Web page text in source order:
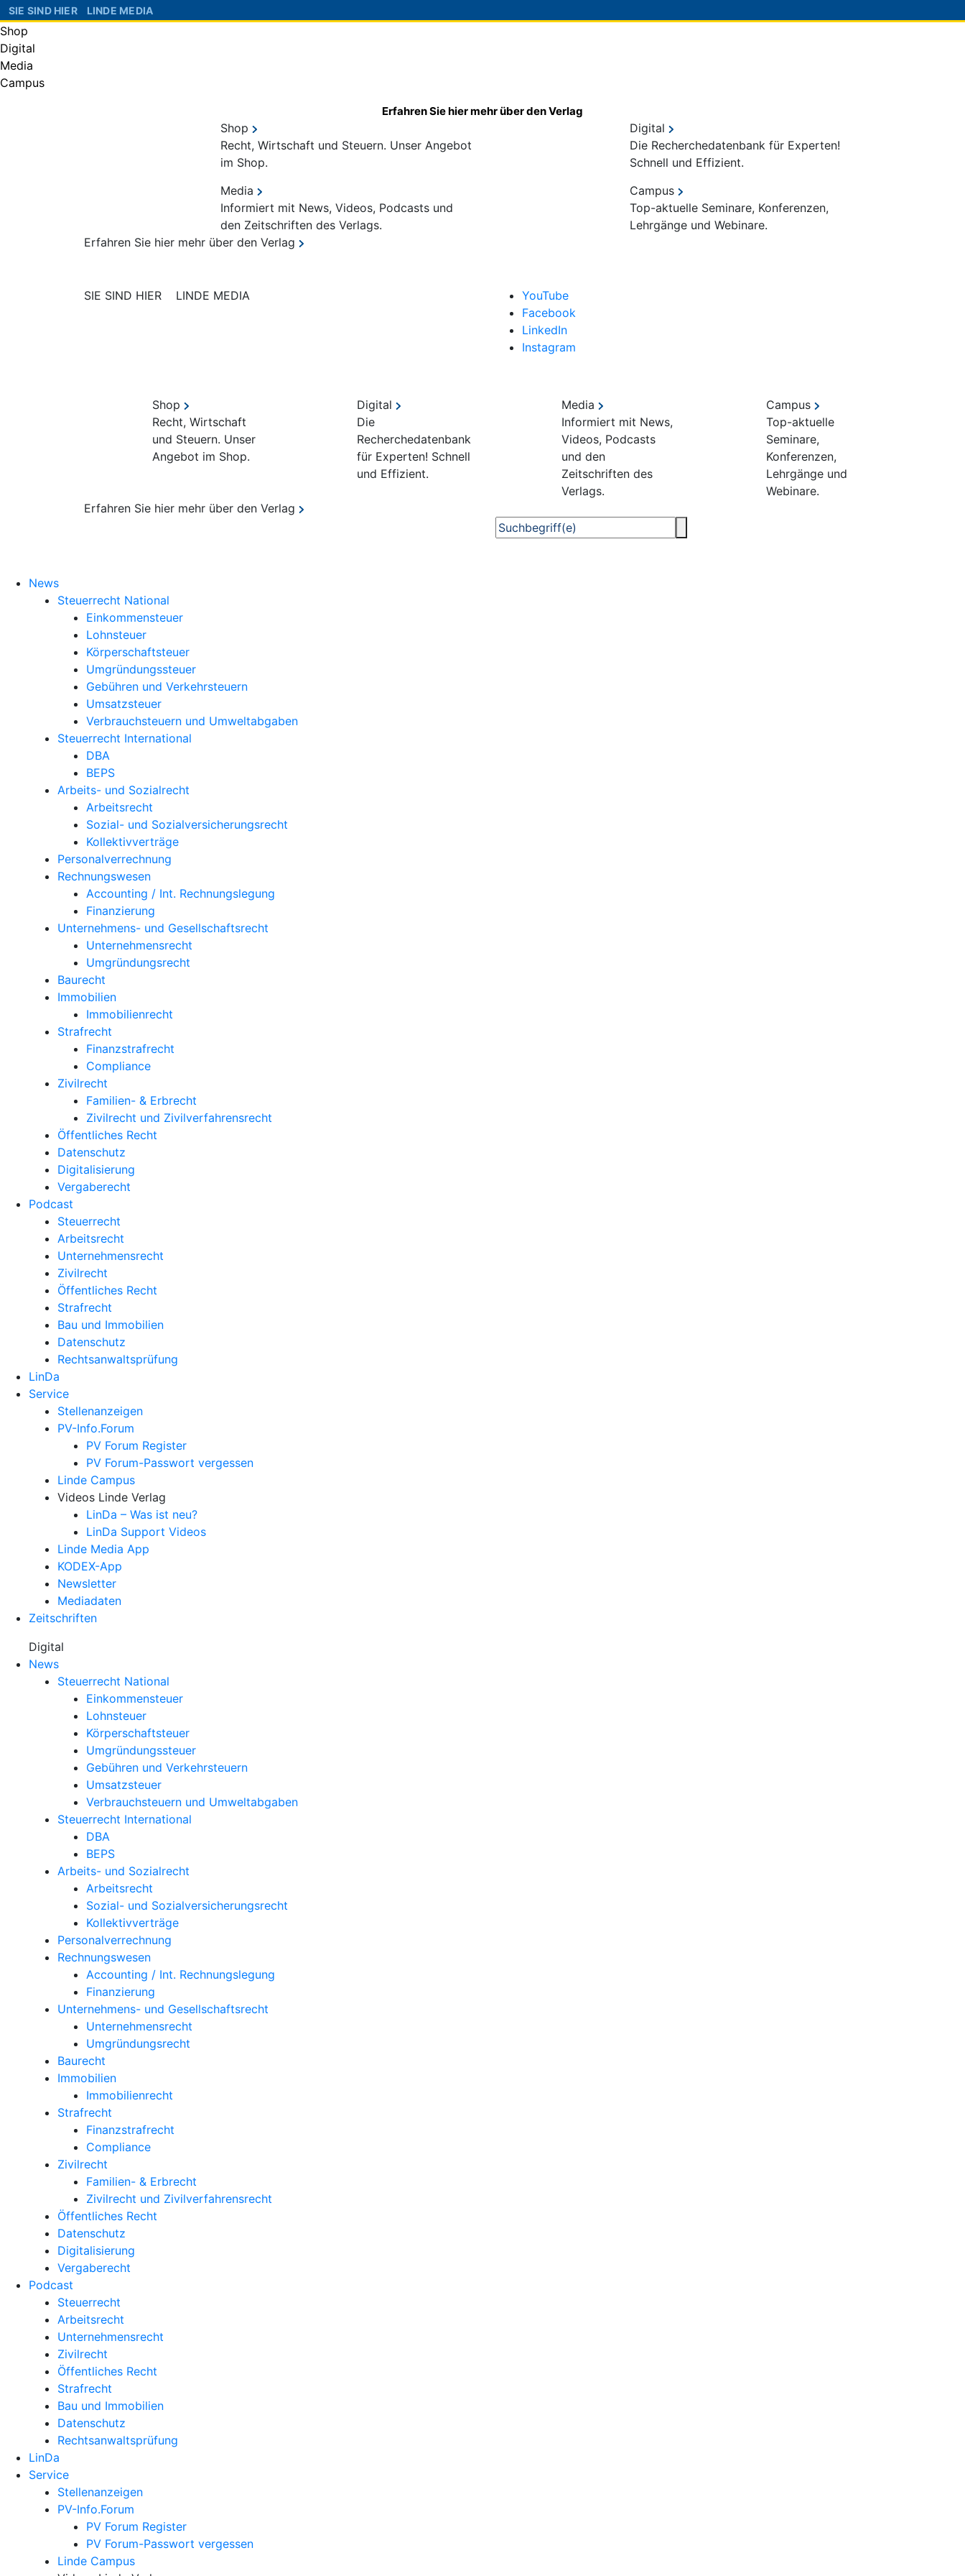
SIE SIND HIER LINDE MEDIA
Shop
Digital
Media
Campus
Erfahren Sie hier mehr über den Verlag
Shop
Recht, Wirtschaft und Steuern. Unser Angebot
im Shop.
Digital
Die Recherchedatenbank für Experten!
Schnell und Effizient.
Media
Informiert mit News, Videos, Podcasts und
den Zeitschriften des Verlags.
Campus
Top-aktuelle Seminare, Konferenzen,
Lehrgänge und Webinare.
Erfahren Sie hier mehr über den Verlag
SIE SIND HIER LINDE MEDIA
YouTube
Facebook
LinkedIn
Instagram
Shop
Recht, Wirtschaft
und Steuern. Unser
Angebot im Shop.
Digital
Die
Recherchedatenbank
für Experten! Schnell
und Effizient.
Media
Informiert mit News,
Videos, Podcasts
und den
Zeitschriften des
Verlags.
Campus
Top-aktuelle
Seminare,
Konferenzen,
Lehrgänge und
Webinare.
Erfahren Sie hier mehr über den Verlag
News
Steuerrecht National
Einkommensteuer
Lohnsteuer
Körperschaftsteuer
Umgründungssteuer
Gebühren und Verkehrsteuern
Umsatzsteuer
Verbrauchsteuern und Umweltabgaben
Steuerrecht International
DBA
BEPS
Arbeits- und Sozialrecht
Arbeitsrecht
Sozial- und Sozialversicherungsrecht
Kollektivverträge
Personalverrechnung
Rechnungswesen
Accounting / Int. Rechnungslegung
Finanzierung
Unternehmens- und Gesellschaftsrecht
Unternehmensrecht
Umgründungsrecht
Baurecht
Immobilien
Immobilienrecht
Strafrecht
Finanzstrafrecht
Compliance
Zivilrecht
Familien- & Erbrecht
Zivilrecht und Zivilverfahrensrecht
Öffentliches Recht
Datenschutz
Digitalisierung
Vergaberecht
Podcast
Steuerrecht
Arbeitsrecht
Unternehmens­recht
Zivilrecht
Öffentliches Recht
Strafrecht
Bau und Immobilien
Datenschutz
Rechtsanwalts­prüfung
LinDa
Service
Stellenanzeigen
PV-Info.Forum
PV Forum Register
PV Forum-Passwort vergessen
Linde Campus
Videos Linde Verlag
LinDa – Was ist neu?
LinDa Support Videos
Linde Media App
KODEX-App
Newsletter
Mediadaten
Zeitschriften
Digital
News
Steuerrecht National
Einkommensteuer
Lohnsteuer
Körperschaftsteuer
Umgründungssteuer
Gebühren und Verkehrsteuern
Umsatzsteuer
Verbrauchsteuern und Umweltabgaben
Steuerrecht International
DBA
BEPS
Arbeits- und Sozialrecht
Arbeitsrecht
Sozial- und Sozialversicherungsrecht
Kollektivverträge
Personalverrechnung
Rechnungswesen
Accounting / Int. Rechnungslegung
Finanzierung
Unternehmens- und Gesellschaftsrecht
Unternehmensrecht
Umgründungsrecht
Baurecht
Immobilien
Immobilienrecht
Strafrecht
Finanzstrafrecht
Compliance
Zivilrecht
Familien- & Erbrecht
Zivilrecht und Zivilverfahrensrecht
Öffentliches Recht
Datenschutz
Digitalisierung
Vergaberecht
Podcast
Steuerrecht
Arbeitsrecht
Unternehmens­recht
Zivilrecht
Öffentliches Recht
Strafrecht
Bau und Immobilien
Datenschutz
Rechtsanwalts­prüfung
LinDa
Service
Stellenanzeigen
PV-Info.Forum
PV Forum Register
PV Forum-Passwort vergessen
Linde Campus